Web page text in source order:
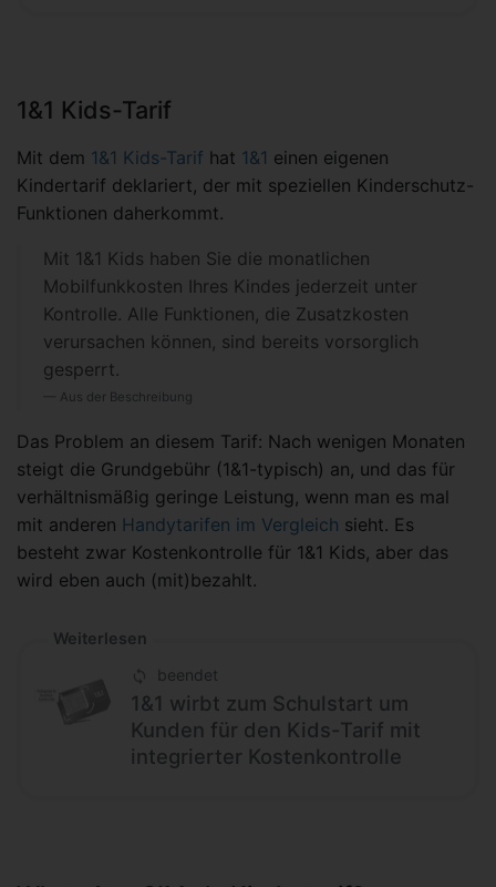
1&1 Kids-Tarif
Mit dem 1&1 Kids-Tarif hat 1&1 einen eigenen
Kindertarif deklariert, der mit speziellen Kinderschutz-
Funktionen daherkommt.
Mit 1&1 Kids haben Sie die monatlichen
Mobilfunkkosten Ihres Kindes jederzeit unter
Kontrolle. Alle Funktionen, die Zusatzkosten
verursachen können, sind bereits vorsorglich
gesperrt.
Aus der Beschreibung
Das Problem an diesem Tarif: Nach wenigen Monaten
steigt die Grundgebühr (1&1-typisch) an, und das für
verhältnismäßig geringe Leistung, wenn man es mal
mit anderen Handytarifen im Vergleich sieht. Es
besteht zwar Kostenkontrolle für 1&1 Kids, aber das
wird eben auch (mit)bezahlt.
Weiterlesen
beendet
1&1 wirbt zum Schulstart um
Kunden für den Kids-Tarif mit
integrierter Kostenkontrolle